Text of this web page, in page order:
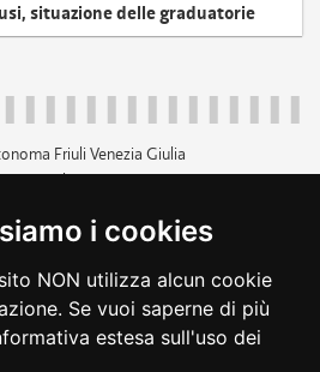
i cookies
NON utilizza alcun cookie
Se vuoi saperne di più
estesa sull'uso dei
situazione delle graduatorie
Friuli Venezia Giulia
p.iva 00526040324
040 3771111
trasparente
accessibilità
dichiarazione di
cambio preferenze cookie